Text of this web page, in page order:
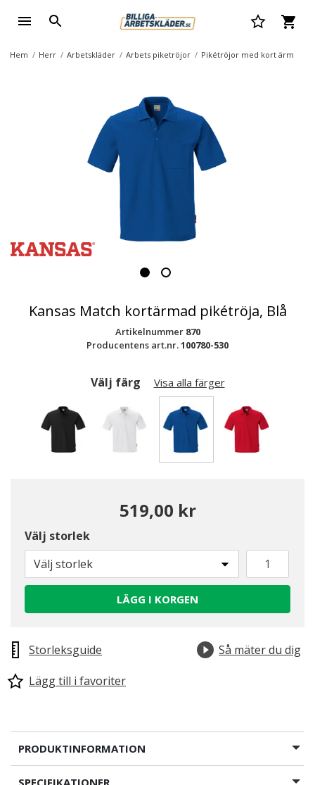
Hem Herr Arbetskläder Arbets piketröjor Pikétröjor med kort ärm
Kansas Match kortärmad pikétröja, Blå
Artikelnummer 870
Producentens art.nr.100780-530
Välj färg Visa alla färger
519,00 kr
Välj storlek
Välj storlek
LÄGG I KORGEN
Storleksguide
Så mäter du dig
Lägg till i favoriter
PRODUKTINFORMATION
SPECIFIKATIONER